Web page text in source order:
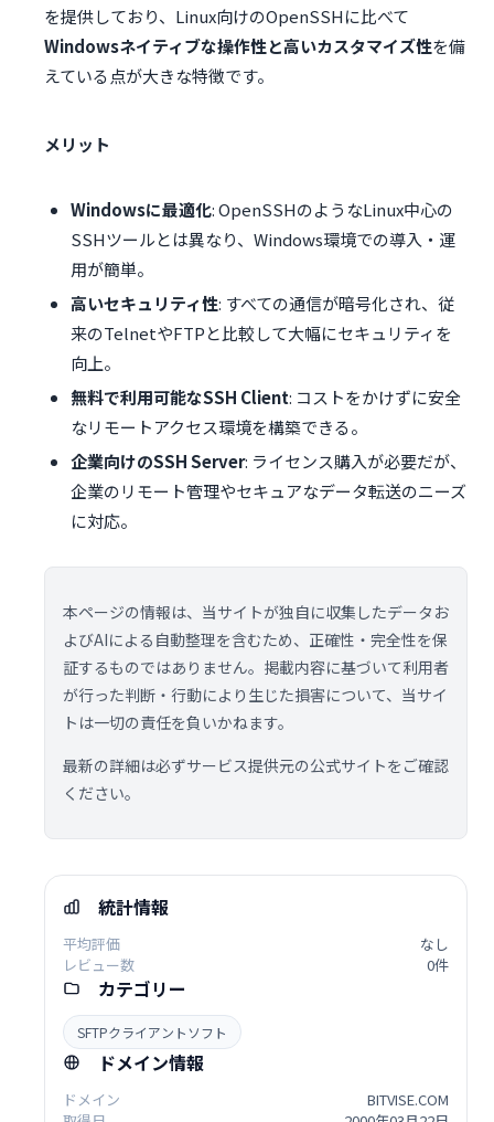
を提供しており、Linux向けのOpenSSHに比べて
Windowsネイティブな操作性と高いカスタマイズ性を備
えている点が大きな特徴です。
メリット
Windowsに最適化: OpenSSHのようなLinux中心の
SSHツールとは異なり、Windows環境での導入・運
用が簡単。
高いセキュリティ性: すべての通信が暗号化され、従
来のTelnetやFTPと比較して大幅にセキュリティを
向上。
無料で利用可能なSSH Client: コストをかけずに安全
なリモートアクセス環境を構築できる。
企業向けのSSH Server: ライセンス購入が必要だが、
企業のリモート管理やセキュアなデータ転送のニーズ
に対応。
本ページの情報は、当サイトが独自に収集したデータお
よびAIによる自動整理を含むため、正確性・完全性を保
証するものではありません。掲載内容に基づいて利用者
が行った判断・行動により生じた損害について、当サイ
トは一切の責任を負いかねます。
最新の詳細は必ずサービス提供元の公式サイトをご確認
ください。
統計情報
平均評価
なし
レビュー数
0件
カテゴリー
SFTPクライアントソフト
ドメイン情報
ドメイン
BITVISE.COM